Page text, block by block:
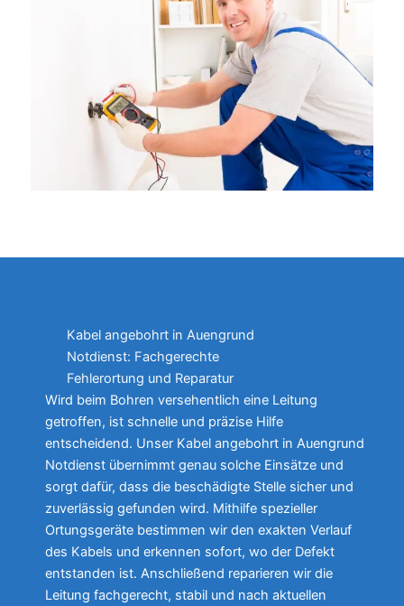
Kabel angebohrt in Auengrund
Notdienst: Fachgerechte
Fehlerortung und Reparatur
Wird beim Bohren versehentlich eine Leitung
getroffen, ist schnelle und präzise Hilfe
entscheidend. Unser Kabel angebohrt in Auengrund
Notdienst übernimmt genau solche Einsätze und
sorgt dafür, dass die beschädigte Stelle sicher und
zuverlässig gefunden wird. Mithilfe spezieller
Ortungsgeräte bestimmen wir den exakten Verlauf
des Kabels und erkennen sofort, wo der Defekt
entstanden ist. Anschließend reparieren wir die
Leitung fachgerecht, stabil und nach aktuellen